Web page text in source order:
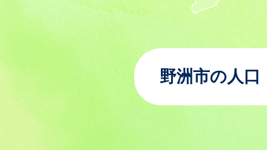
野洲市の人口